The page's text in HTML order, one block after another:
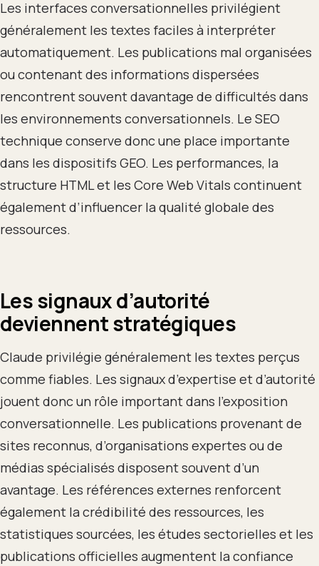
Les interfaces conversationnelles privilégient
généralement les textes faciles à interpréter
automatiquement. Les publications mal organisées
ou contenant des informations dispersées
rencontrent souvent davantage de difficultés dans
les environnements conversationnels. Le SEO
technique conserve donc une place importante
dans les dispositifs GEO. Les performances, la
structure HTML et les Core Web Vitals continuent
également d’influencer la qualité globale des
ressources.
Les signaux d’autorité
deviennent stratégiques
Claude privilégie généralement les textes perçus
comme fiables. Les signaux d’expertise et d’autorité
jouent donc un rôle important dans l’exposition
conversationnelle. Les publications provenant de
sites reconnus, d’organisations expertes ou de
médias spécialisés disposent souvent d’un
avantage. Les références externes renforcent
également la crédibilité des ressources, les
statistiques sourcées, les études sectorielles et les
publications officielles augmentent la confiance